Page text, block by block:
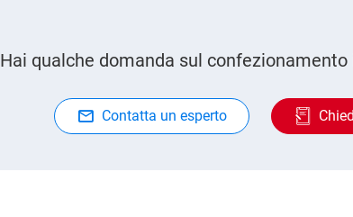
Hai qualche domanda sul
Contatta un esperto